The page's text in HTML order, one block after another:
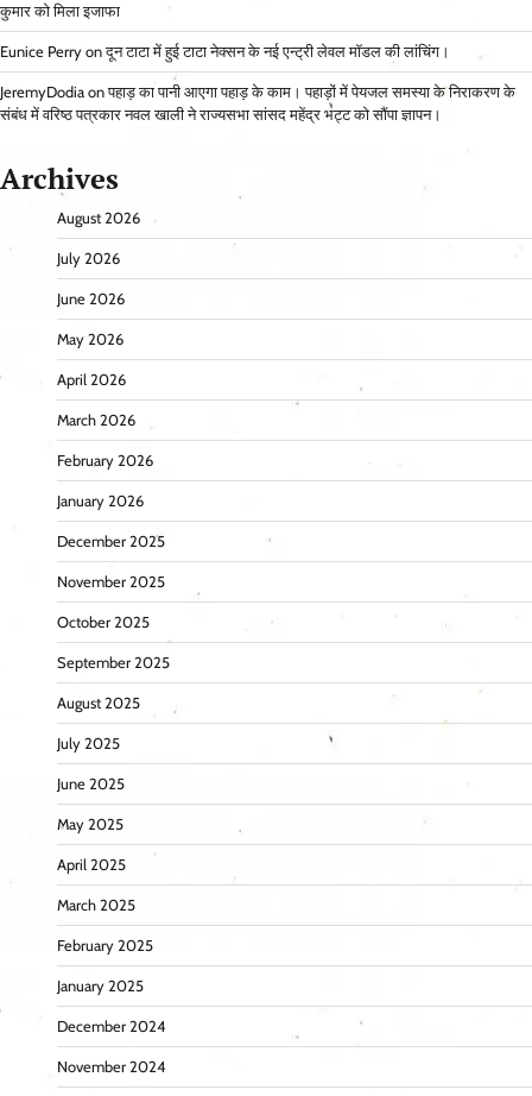
कुमार को मिला इजाफा
Eunice Perry onदून टाटा में हुई टाटा नेक्सन के नई एन्ट्री लेवल मॉडल की लांचिंग।
JeremyDodia onपहाड़ का पानी आएगा पहाड़ के काम। पहाड़ों में पेयजल समस्या के निराकरण के
संबंध में वरिष्ठ पत्रकार नवल खाली ने राज्यसभा सांसद महेंद्र भट्ट को सौंपा ज्ञापन।
Archives
August 2026
July 2026
June 2026
May 2026
April 2026
March 2026
February 2026
January 2026
December 2025
November 2025
October 2025
September 2025
August 2025
July 2025
June 2025
May 2025
April 2025
March 2025
February 2025
January 2025
December 2024
November 2024